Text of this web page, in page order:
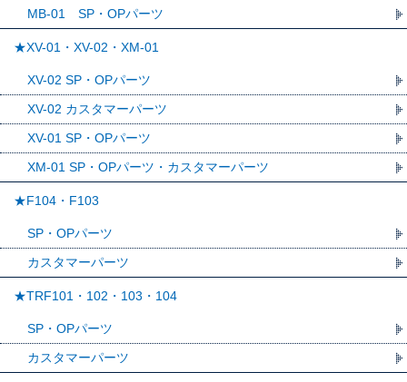
MB-01 SP・OPパーツ
★XV-01・XV-02・XM-01
XV-02 SP・OPパーツ
XV-02 カスタマーパーツ
XV-01 SP・OPパーツ
XM-01 SP・OPパーツ・カスタマーパーツ
★F104・F103
SP・OPパーツ
カスタマーパーツ
★TRF101・102・103・104
SP・OPパーツ
カスタマーパーツ